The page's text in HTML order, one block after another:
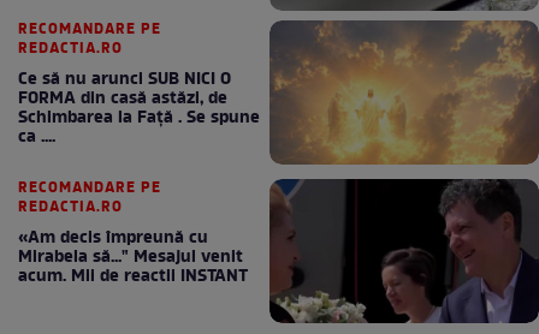
RECOMANDARE PE
REDACTIA.RO
Ce să nu arunci SUB NICI O
FORMA din casă astăzi, de
Schimbarea la Față . Se spune
ca ....
RECOMANDARE PE
REDACTIA.RO
«Am decis împreună cu
Mirabela să..." Mesajul venit
acum. Mii de reactii INSTANT